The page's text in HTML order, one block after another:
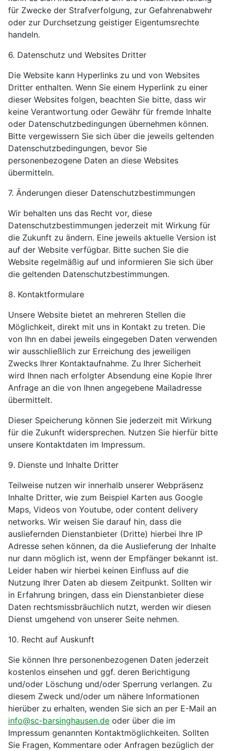
für Zwecke der Strafverfolgung, zur Gefahrenabwehr
oder zur Durchsetzung geistiger Eigentumsrechte
handeln.
6. Datenschutz und Websites Dritter
Die Website kann Hyperlinks zu und von Websites
Dritter enthalten. Wenn Sie einem Hyperlink zu einer
dieser Websites folgen, beachten Sie bitte, dass wir
keine Verantwortung oder Gewähr für fremde Inhalte
oder Datenschutzbedingungen übernehmen können.
Bitte vergewissern Sie sich über die jeweils geltenden
Datenschutzbedingungen, bevor Sie
personenbezogene Daten an diese Websites
übermitteln.
7. Änderungen dieser Datenschutzbestimmungen
Wir behalten uns das Recht vor, diese
Datenschutzbestimmungen jederzeit mit Wirkung für
die Zukunft zu ändern. Eine jeweils aktuelle Version ist
auf der Website verfügbar. Bitte suchen Sie die
Website regelmäßig auf und informieren Sie sich über
die geltenden Datenschutzbestimmungen.
8. Kontaktformulare
Unsere Website bietet an mehreren Stellen die
Möglichkeit, direkt mit uns in Kontakt zu treten. Die
von Ihn en dabei jeweils eingegeben Daten verwenden
wir ausschließlich zur Erreichung des jeweiligen
Zwecks Ihrer Kontaktaufnahme. Zu Ihrer Sicherheit
wird Ihnen nach erfolgter Absendung eine Kopie Ihrer
Anfrage an die von Ihnen angegebene Mailadresse
übermittelt.
Dieser Speicherung können Sie jederzeit mit Wirkung
für die Zukunft widersprechen. Nutzen Sie hierfür bitte
unsere Kontaktdaten im Impressum.
9. Dienste und Inhalte Dritter
Teilweise nutzen wir innerhalb unserer Webpräsenz
Inhalte Dritter, wie zum Beispiel Karten aus Google
Maps, Videos von Youtube, oder content delivery
networks. Wir weisen Sie darauf hin, dass die
ausliefernden Dienstanbieter (Dritte) hierbei Ihre IP
Adresse sehen können, da die Auslieferung der Inhalte
nur dann möglich ist, wenn der Empfänger bekannt ist.
Leider haben wir hierbei keinen Einfluss auf die
Nutzung Ihrer Daten ab diesem Zeitpunkt. Sollten wir
in Erfahrung bringen, dass ein Dienstanbieter diese
Daten rechtsmissbräuchlich nutzt, werden wir diesen
Dienst umgehend von unserer Seite nehmen.
10. Recht auf Auskunft
Sie können Ihre personenbezogenen Daten jederzeit
kostenlos einsehen und ggf. deren Berichtigung
und/oder Löschung und/oder Sperrung verlangen. Zu
diesem Zweck und/oder um nähere Informationen
hierüber zu erhalten, wenden Sie sich an per E-Mail an
info@sc-barsinghausen.de oder über die im
Impressum genannten Kontaktmöglichkeiten. Sollten
Sie Fragen, Kommentare oder Anfragen bezüglich der